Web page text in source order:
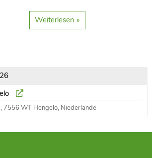
Weiterlesen »
7556 WT Hengelo, Niederlande